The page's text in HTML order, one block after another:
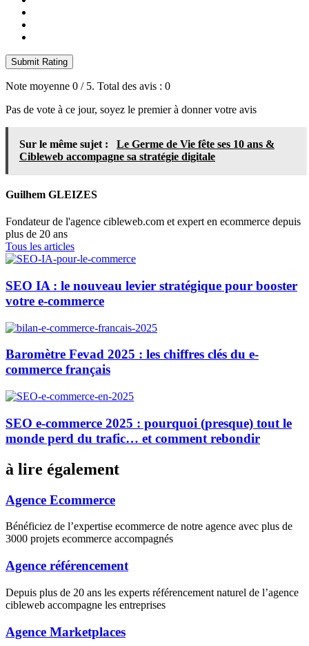
Submit Rating
Note moyenne 0 / 5. Total des avis : 0
Pas de vote à ce jour, soyez le premier à donner votre avis
Sur le même sujet :
Le Germe de Vie fête ses 10 ans &
Cibleweb accompagne sa stratégie digitale
Guilhem GLEIZES
Fondateur de l'agence cibleweb.com et expert en ecommerce depuis
plus de 20 ans
Tous les articles
SEO IA : le nouveau levier stratégique pour booster
votre e-commerce
Baromètre Fevad 2025 : les chiffres clés du e-
commerce français
SEO e-commerce 2025 : pourquoi (presque) tout le
monde perd du trafic… et comment rebondir
à lire également
Agence Ecommerce
Bénéficiez de l’expertise ecommerce de notre agence avec plus de
3000 projets ecommerce accompagnés
Agence référencement
Depuis plus de 20 ans les experts référencement naturel de l’agence
cibleweb accompagne les entreprises
Agence Marketplaces